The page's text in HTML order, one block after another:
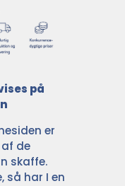
på
er
de
skaffe.
så har I en